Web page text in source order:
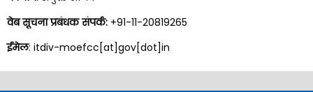
वेब सूचना प्रबंधक संपर्क: +91-11-20819265
ईमेल: itdiv-moefcc[at]gov[dot]in